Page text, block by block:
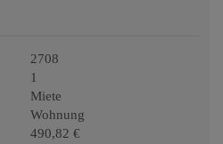
2708
1
Miete
Wohnung
490,82 €